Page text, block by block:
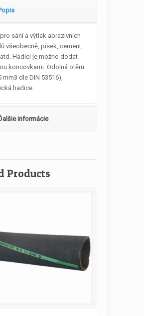
sání a výtlak abrazivních
všeobecně, písek, cement,
Hadici je možno dodat
koncovkami. Odolná otěru
mm3 dle DIN 53516),
hadice
informácie
Products